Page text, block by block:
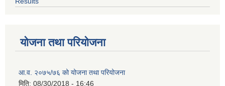
योजना तथा परियोजना
आ.व. २०७५/७६ को योजना तथा परियोजना
मिति: 08/30/2018 - 16:46